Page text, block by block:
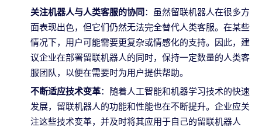
关注机器人与人类客服的协同：虽然留联机器人在很多方
面表现出色，但它们仍然无法完全替代人类客服。在某些
情况下，用户可能需要更复杂或情感化的支持。因此，建
议企业在部署留联机器人的同时，保持一定数量的人类客
服团队，以便在需要时为用户提供帮助。
不断适应技术变革：随着人工智能和机器学习技术的快速
发展，留联机器人的功能和性能也在不断提升。企业应关
注这些技术变革，并及时将其应用于自己的留联机器人